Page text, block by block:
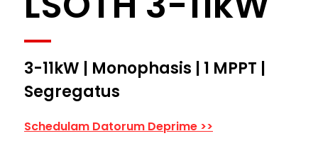
3-11kW | Monophasis | 1 MPPT |
Segregatus
Schedulam Datorum Deprime >>